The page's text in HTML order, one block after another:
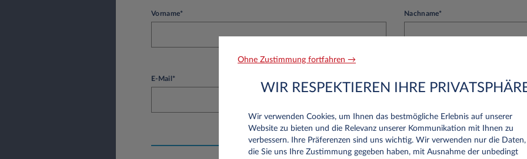
Vorname* Nachname*
E-Mail*
Ohne Zustimmung fortfahren →
WIR RESPEKTIEREN IHRE
Wir verwenden Cookies, um Ihnen das bestmögliche Erlebnis auf unserer
Website zu bieten und die Relevanz unserer Kommunikation mit Ihnen zu
verbessern. Ihre Präferenzen sind uns wichtig. Wir verwenden nur die
die Sie uns Ihre Zustimmung gegeben haben, mit Ausnahme der unbedingt